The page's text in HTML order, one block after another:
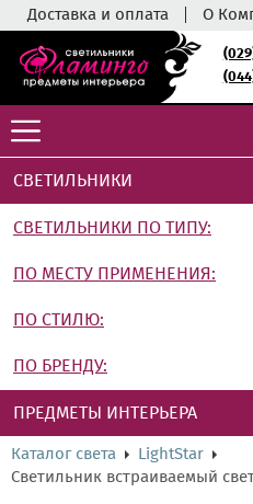
Доставка и оплата О
СВЕТИЛЬНИКИ
СВЕТИЛЬНИКИ ПО ТИПУ:
ПО МЕСТУ ПРИМЕНЕНИЯ:
ПО СТИЛЮ:
ПО БРЕНДУ:
ПРЕДМЕТЫ ИНТЕРЬЕРА
Каталог света
LightStar
Светильник встраиваемый